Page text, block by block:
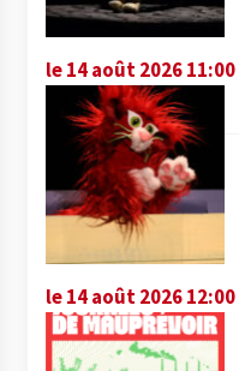
le 14 août 2026 11:00
le 14 août 2026 12:00